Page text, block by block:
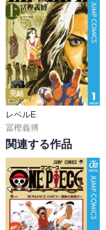
完結
レベルE
冨樫義博
関連する作品